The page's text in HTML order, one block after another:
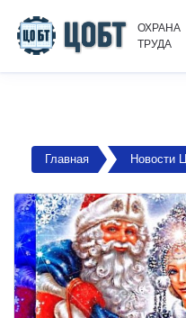
ОХРАНА
ТРУДА
Главная Новости